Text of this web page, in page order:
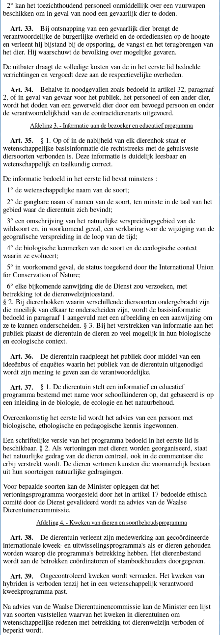
2° kan het toezichthoudend personeel onmiddellijk over een vuurwapen
beschikken om in geval van nood een gevaarlijk dier te doden.
Art. 33.
Bij ontsnapping van een gevaarlijk dier brengt de
verantwoordelijke de burgerlijke overheid en de ordediensten op de hoogte
en verleent hij bijstand bij de opsporing, de vangst en het terugbrengen van
het dier. Hij waarschuwt de bevolking over mogelijke gevaren.
De uitbater draagt de volledige kosten van de in het eerste lid bedoelde
verrichtingen en vergoedt deze aan de respectievelijke overheden.
Art. 34.
Behalve in noodgevallen zoals bedoeld in artikel 32, paragraaf
2, of in geval van gevaar voor het publiek, het personeel of een ander dier,
wordt het doden van een gewerveld dier door een bevoegd persoon en onder
de verantwoordelijkheid van de contractdierenarts uitgevoerd.
Afdeling 3. - Informatie aan de bezoeker en educatief programma
Art. 35.
§ 1. Op of in de nabijheid van elk dierenhok staat er
wetenschappelijke basisinformatie die rechtstreeks met de gehuisveste
diersoorten verbonden is. Deze informatie is duidelijk leesbaar en
wetenschappelijk en taalkundig correct.
De informatie bedoeld in het eerste lid bevat minstens :
1° de wetenschappelijke naam van de soort;
2° de gangbare naam of namen van de soort, ten minste in de taal van het
gebied waar de dierentuin zich bevindt;
3° een omschrijving van het natuurlijke verspreidingsgebied van de
wildsoort en, in voorkomend geval, een verklaring voor de wijziging van de
geografische verspreiding in de loop van de tijd;
4° de biologische kenmerken van de soort en de ecologische context
waarin ze evolueert;
5° in voorkomend geval, de status toegekend door the International Union
for Conservation of Nature;
6° elke bijkomende aanwijzing die de Dienst zou verzoeken, met
betrekking tot de dierenwelzijntoestand.
§ 2. Bij dierenhokken waarin verschillende diersoorten ondergebracht zijn
die moeilijk van elkaar te onderscheiden zijn, wordt de basisinformatie
bedoeld in paragraaf 1 aangevuld met een afbeelding en een aanwijzing om
ze te kunnen onderscheiden. § 3. Bij het verstrekken van informatie aan het
publiek plaatst de dierentuin de dieren zo veel mogelijk in hun biologische
en ecologische context.
Art. 36.
De dierentuin raadpleegt het publiek door middel van een
ideeënbus of enquêtes waarin het publiek van de dierentuin uitgenodigd
wordt zijn mening te geven aan de verantwoordelijke.
Art. 37.
§ 1. De dierentuin stelt een informatief en educatief
programma bestemd met name voor schoolkinderen op, dat gebaseerd is op
een inleiding in de biologie, de ecologie en het natuurbehoud.
Overeenkomstig het eerste lid wordt het advies van een persoon met
biologische, ethologische en pedagogische kennis ingewonnen.
Een schriftelijke versie van het programma bedoeld in het eerste lid is
beschikbaar. § 2. Als vertoningen met dieren worden georganiseerd, staat
het natuurlijke gedrag van de dieren centraal, ook in de commentaar die
erbij verstrekt wordt. De dieren vertonen kunsten die voornamelijk bestaan
uit hun soorteigen natuurlijke gedragingen.
Voor bepaalde soorten kan de Minister opleggen dat het
vertoningsprogramma voorgesteld door het in artikel 17 bedoelde ethisch
comité door de Dienst gevalideerd wordt na advies van de Waalse
Dierentuinencommissie.
Afdeling 4. - Kweken van dieren en soortbehoudsprogramma
Art. 38.
De dierentuin verleent zijn medewerking aan gecoördineerde
internationale kweek- en uitwisselingsprogramma's als er dieren gehouden
worden waarop die programma's betrekking hebben. Het dierenbestand
wordt aan de betrokken coördinatoren of stamboekhouders doorgegeven.
Art. 39.
Ongecontroleerd kweken wordt vermeden. Het kweken van
hybriden is verboden tenzij het in een wetenschappelijk verantwoord
kweekprogramma past.
Na advies van de Waalse Dierentuinencommissie kan de Minister een lijst
van soorten vaststellen waarvan het kweken in dierentuinen om
wetenschappelijke redenen met betrekking tot dierenwelzijn verboden of
beperkt wordt.